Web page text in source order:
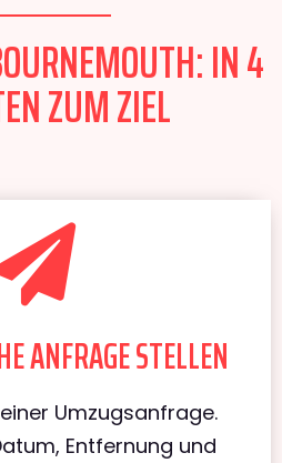
IN 4
ZUM ZIEL
ANFRAGE STELLEN
Umzugsanfrage.
Entfernung und